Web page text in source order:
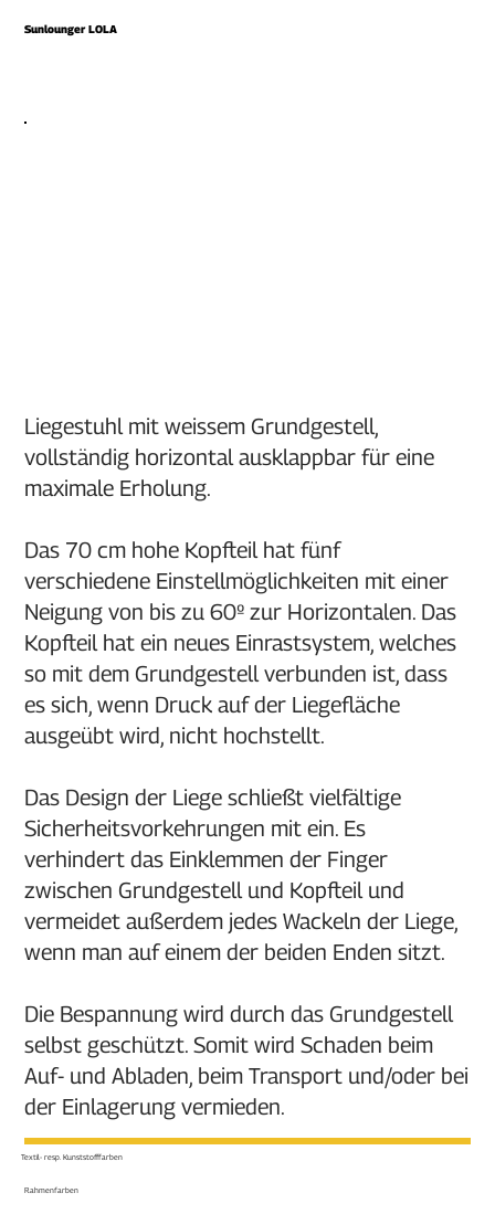
Sunlounger LOLA
Liegestuhl mit weissem Grundgestell,
vollständig horizontal ausklappbar für eine
maximale Erholung.
Das 70 cm hohe Kopfteil hat fünf
verschiedene Einstellmöglichkeiten mit einer
Neigung von bis zu 60º zur Horizontalen. Das
Kopfteil hat ein neues Einrastsystem, welches
so mit dem Grundgestell verbunden ist, dass
es sich, wenn Druck auf der Liegefläche
ausgeübt wird, nicht hochstellt.
Das Design der Liege schließt vielfältige
Sicherheitsvorkehrungen mit ein. Es
verhindert das Einklemmen der Finger
zwischen Grundgestell und Kopfteil und
vermeidet außerdem jedes Wackeln der Liege,
wenn man auf einem der beiden Enden sitzt.
Die Bespannung wird durch das Grundgestell
selbst geschützt. Somit wird Schaden beim
Auf- und Abladen, beim Transport und/oder bei
der Einlagerung vermieden.
Textil- resp. Kunststofffarben
Rahmenfarben